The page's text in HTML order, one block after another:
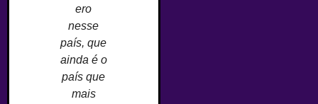
ero
nesse
país, que
ainda é o
país que
mais